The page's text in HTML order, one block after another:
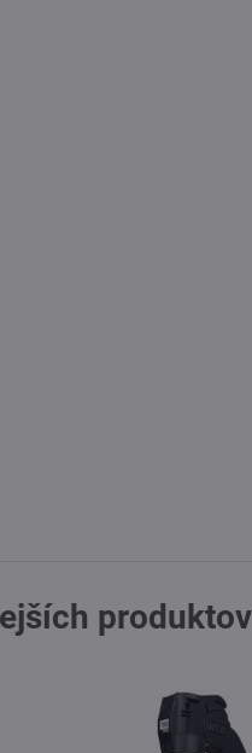
produktov